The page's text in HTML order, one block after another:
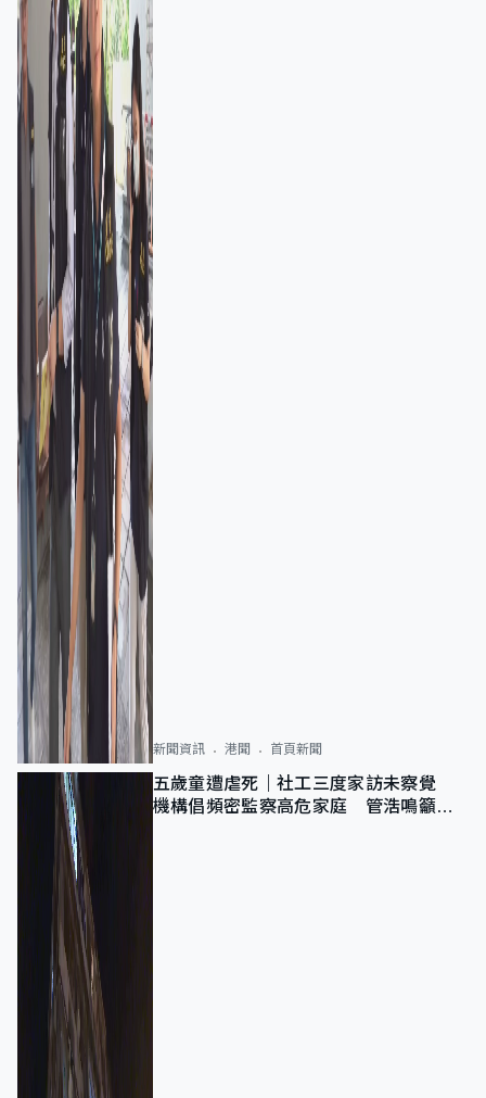
新聞資訊 港聞 首頁新聞
五歲童遭虐死｜社工三度家訪未察覺
機構倡頻密監察高危家庭 管浩鳴籲加